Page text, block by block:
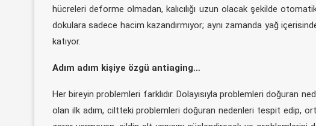
hücreleri deforme olmadan, kalıcılığı uzun olacak şekilde
dokulara sadece hacim kazandırmıyor; aynı zamanda yağ
katıyor.
Adım adım kişiye özgü antiaging…
Her bireyin problemleri farklıdır. Dolayısıyla problemleri doğuran
olan ilk adım, ciltteki problemleri doğuran nedenleri tespit edip,